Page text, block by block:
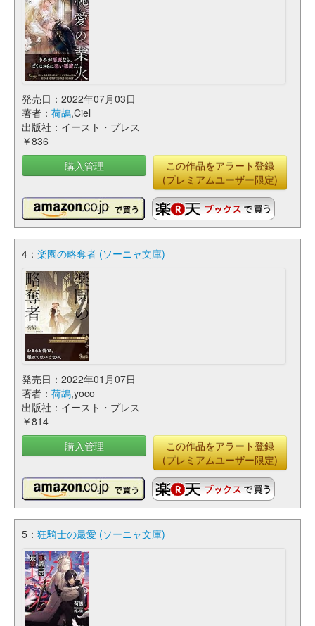
発売日：2022年07月03日
著者： 荷鴣,Ciel
出版社：イースト・プレス
￥836
購入管理
この作品をアラート登録
(プレミアムユーザー限定)
4： 楽園の略奪者 (ソーニャ文庫)
発売日：2022年01月07日
著者： 荷鴣,yoco
出版社：イースト・プレス
￥814
購入管理
この作品をアラート登録
(プレミアムユーザー限定)
5： 狂騎士の最愛 (ソーニャ文庫)